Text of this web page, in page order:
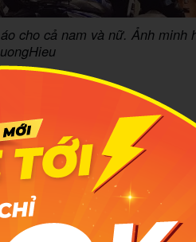
cho cả nam và nữ. Ảnh minh
Hà Nội
chụp ảnh đẹp nhất, vì
Hàng chủ yếu nhập từ
mi Montagut hay quần